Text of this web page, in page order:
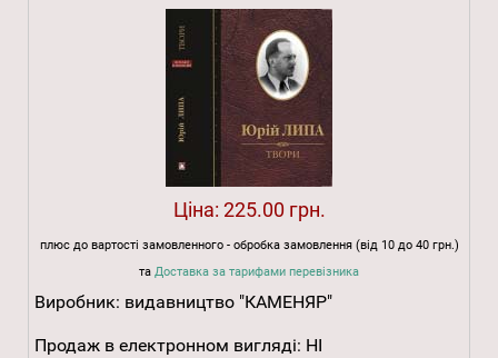
Ціна: 225.00 грн.
плюс до вартості замовленного - обробка замовлення (від 10 до 40 грн.)
та Доставка за тарифами перевізника
Виробник: видавництво "КАМЕНЯР"
Продаж в електронном вигляді: НІ